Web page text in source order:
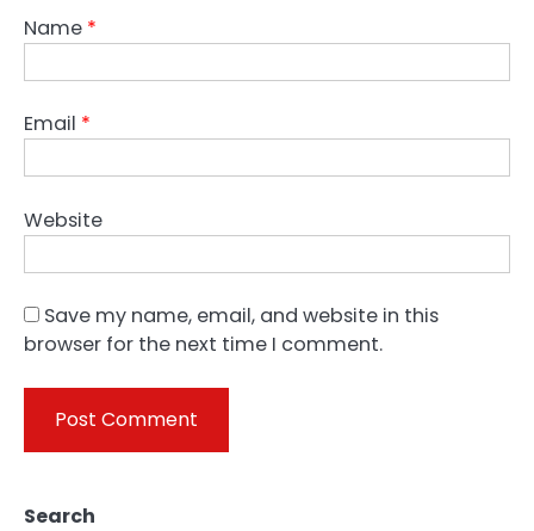
Name *
Email *
Website
Save my name, email, and website in this
browser for the next time I comment.
Search